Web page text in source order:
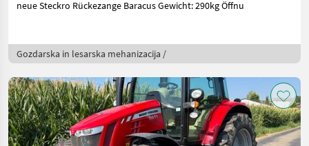
neue Steckro Rückezange Baracus Gewicht: 290kg Öffnu
Gozdarska in lesarska mehanizacija /